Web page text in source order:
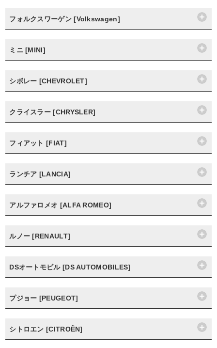
フォルクスワーゲン [Volkswagen]
ミニ [MINI]
シボレー [CHEVROLET]
クライスラー [CHRYSLER]
フィアット [FIAT]
ランチア [LANCIA]
アルファロメオ [ALFA ROMEO]
ルノー [RENAULT]
DSオートモビル [DS AUTOMOBILES]
プジョー [PEUGEOT]
シトロエン [CITROËN]